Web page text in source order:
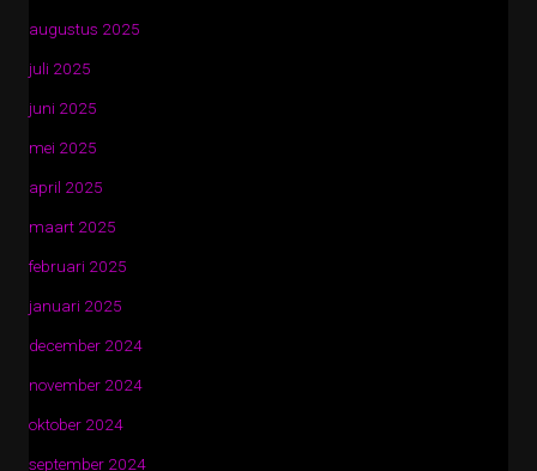
augustus 2025
juli 2025
juni 2025
mei 2025
april 2025
maart 2025
februari 2025
januari 2025
december 2024
november 2024
oktober 2024
september 2024